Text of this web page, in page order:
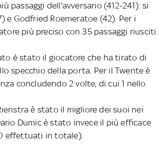
passaggi dell'avversario (412-241): si
e Godfried Roemeratoe (42). Per i
più preciso con 35 passaggi riusciti.
è stato il giocatore che ha tirato di
specchio della porta. Per il Twente è
concludendo 2 volte, di cui 1 nello
è stato il migliore dei suoi nei
Dumic è stato invece il più efficace
effettuati in totale).